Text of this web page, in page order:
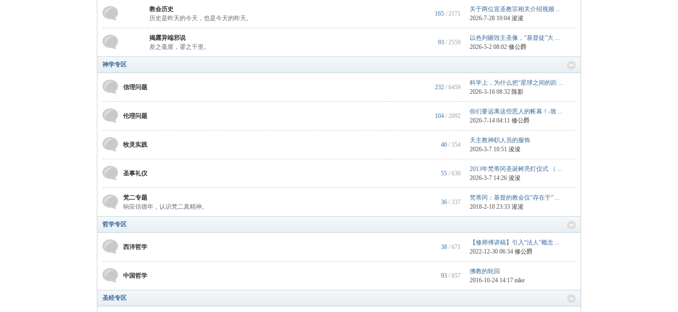
教会历史
历史是昨天的今天，也是今天的昨天。
165 / 2171
关于两位宣圣教宗相关介绍视频 ...
2026-7-28 10:04 浚浚
揭露异端邪说
差之毫厘，谬之千里。
93 / 2550
以色列砸毁主圣像，“基督徒”大 ...
2026-5-2 08:02 修公爵
神学专区
信理问题 232 / 6459
科学上，为什么把“星球之间的距 ...
2026-3-16 08:32 陈影
伦理问题 104 / 2092
你们要远离这些恶人的帐幕！-致 ...
2026-7-14 04:11 修公爵
牧灵实践 40 / 354
天主教神职人员的服饰
2026-3-7 10:51 浚浚
圣事礼仪 55 / 630
2013年梵蒂冈圣诞树亮灯仪式 （ ...
2026-3-7 14:26 浚浚
梵二专题
响应信德年，认识梵二真精神。
36 / 337
梵蒂冈：基督的教会仅“存在于” ...
2018-2-18 23:33 浚浚
哲学专区
西洋哲学 38 / 671
【修师傅讲稿】引入“法人”概念 ...
2022-12-30 06:34 修公爵
中国哲学 93 / 857
佛教的轮回
2016-10-24 14:17 nike
圣经专区